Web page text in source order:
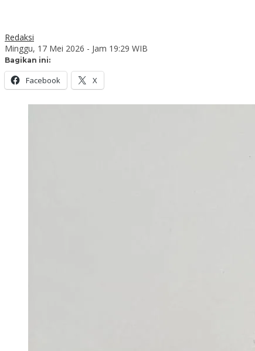
Redaksi
Minggu, 17 Mei 2026 - Jam 19:29 WIB
Bagikan ini:
Facebook X